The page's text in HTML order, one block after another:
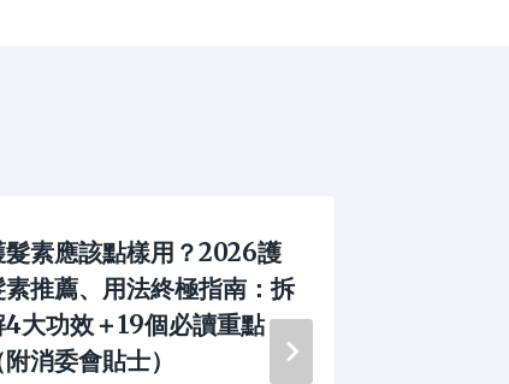
髮素應該點樣用？2026護
素推薦、用法終極指南：拆
4大功效＋19個必讀重點
附消委會貼士）